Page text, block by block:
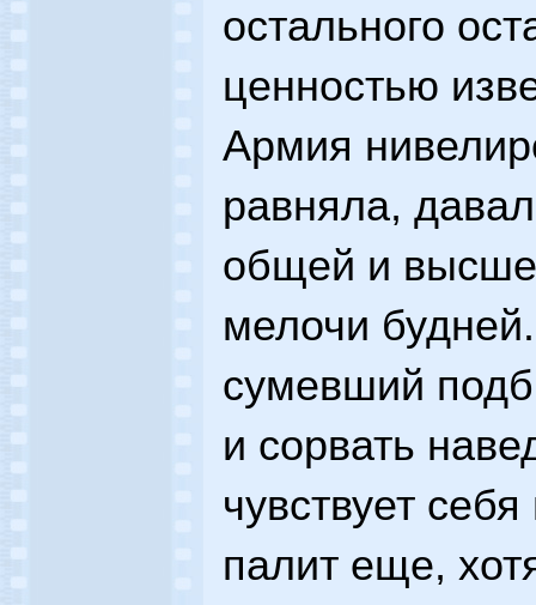
остального
ценностью
Армия
равняла,
общей и
мелочи
сумевший
и сорвать
чувствует
палит еще,